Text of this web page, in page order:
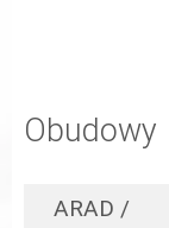
Obudowy
ARAD /